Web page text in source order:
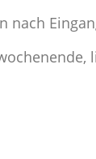
nach